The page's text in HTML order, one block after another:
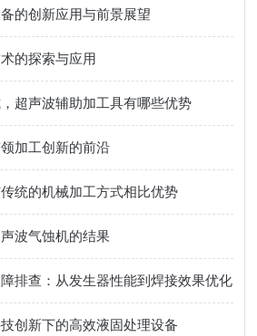
的创新应用与前景展望
的探索与应用
超声波辅助加工具有哪些优势
加工创新的前沿
统的机械加工方式相比优势
波气蚀机的结果
排查：从发生器性能到焊接效果优化
创新下的高效液固处理设备